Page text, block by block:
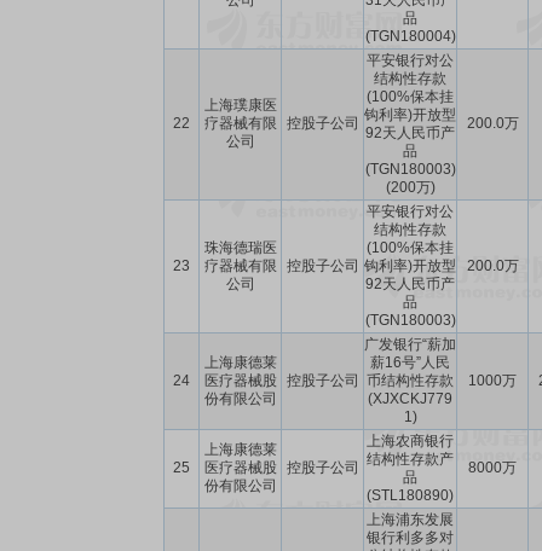
品
(TGN180004)
22
上海璞康医
疗器械有限
公司
控股子公司
平安银行对公
结构性存款
(100%保本挂
钩利率)开放型
92天人民币产
品
(TGN180003)
(200万)
200.0万
23
珠海德瑞医
疗器械有限
公司
控股子公司
平安银行对公
结构性存款
(100%保本挂
钩利率)开放型
92天人民币产
品
(TGN180003)
200.0万
24
上海康德莱
医疗器械股
份有限公司
控股子公司
广发银行“薪加
薪16号”人民
币结构性存款
(XJXCKJ779
1)
1000万
25
上海康德莱
医疗器械股
份有限公司
控股子公司
上海农商银行
结构性存款产
品
(STL180890)
8000万
上海浦东发展
银行利多多对